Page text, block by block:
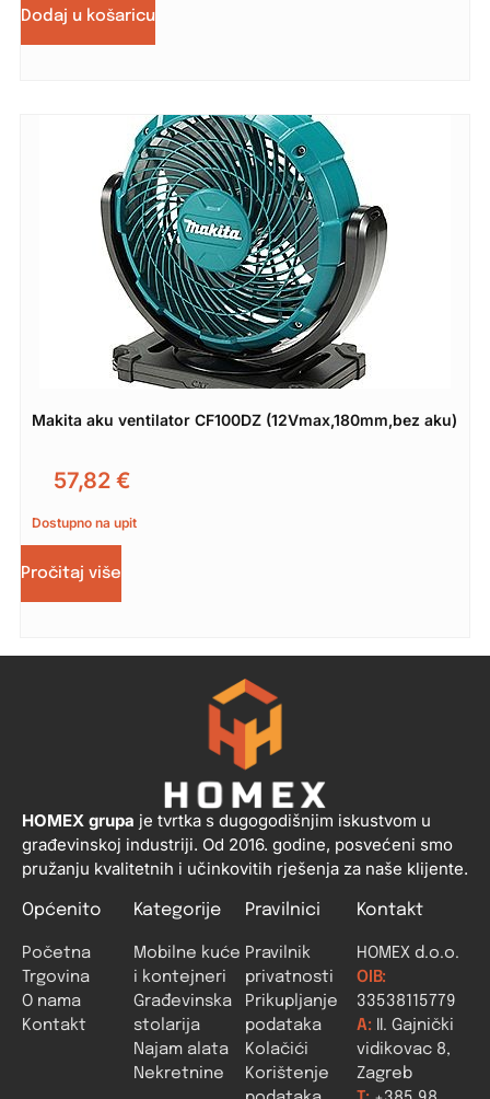
Dodaj u košaricu
Makita aku ventilator CF100DZ (12Vmax,180mm,bez aku)
57,82 €
Dostupno na upit
Pročitaj više
HOMEX grupa je tvrtka s dugogodišnjim iskustvom u
građevinskoj industriji. Od 2016. godine, posvećeni smo
pružanju kvalitetnih i učinkovitih rješenja za naše klijente.
Općenito
Početna
Trgovina
O nama
Kontakt
Kategorije
Mobilne kuće
i kontejneri
Građevinska
stolarija
Najam alata
Nekretnine
Pravilnici
Pravilnik
privatnosti
Prikupljanje
podataka
Kolačići
Korištenje
Kontakt
HOMEX d.o.o.
OIB:
33538115779
A: II. Gajnički
vidikovac 8,
Zagreb